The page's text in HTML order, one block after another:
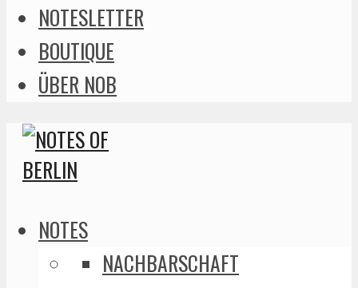
NOTESLETTER
BOUTIQUE
ÜBER NOB
NOTES
NACHBARSCHAFT